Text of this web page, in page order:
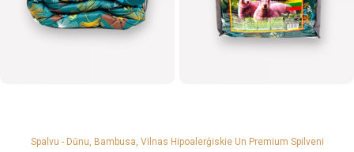
Spalvu - Dūnu, Bambusa, Vilnas Hipoalerģiskie Un Premium Spilveni